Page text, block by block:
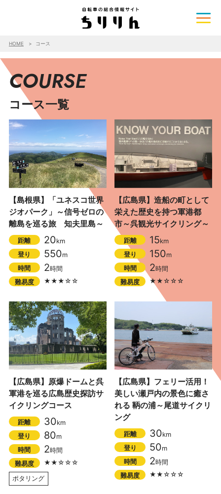
HOME コース
COURSE
コース一覧
【島根県】「ユネスコ世界
ジオパーク」～信号ゼロの
離島を巡る旅 知夫里島～
距離 20km
登り
550m
時間
2時間
難易度
★★★☆☆
【広島県】造船の町として
栄えた歴史を持つ軍港都
市 ～呉観光サイクリング～
距離 15km
登り
150m
時間
2時間
難易度
★★☆☆☆
【広島県】原爆ドームと呉
軍港を巡る広島歴史探訪サ
イクリングコース
距離 30km
登り
80m
時間
2時間
難易度
★★☆☆☆
ポタリング
【広島県】フェリー活用！
美しい瀬戸内の景色に癒さ
れる 鞆の浦～尾道サイクリ
ング
距離 30km
登り
50m
時間
2時間
難易度
★★☆☆☆